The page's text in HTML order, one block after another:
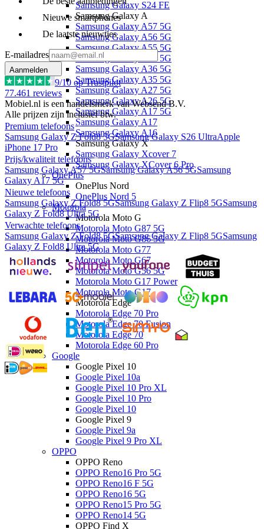
Samsung Galaxy S24 FE
Samsung Galaxy A
Samsung Galaxy A57 5G
Samsung Galaxy A56 5G
Samsung Galaxy A55 5G
Samsung Galaxy A37 5G
Samsung Galaxy A36 5G
Samsung Galaxy A35 5G
Samsung Galaxy A27 5G
Samsung Galaxy A26 5G
Samsung Galaxy A17 5G
Samsung Galaxy A17
Samsung Galaxy A16
Samsung Galaxy X
Samsung Galaxy Xcover 7
Samsung Galaxy XCover 6 Pro
OnePlus
OnePlus Nord
OnePlus Nord 5
Motorola
Motorola Moto G
Motorola Moto G87 5G
Motorola Moto G86 5G
Motorola Moto G77
Motorola Moto G67
Motorola Moto G56 5G
Motorola Moto G17 Power
Motorola Moto G17
Motorola Edge
Motorola Edge 70 Pro
Motorola Edge 70 Fusion
Motorola Edge 70
Motorola Edge 60 Pro
Google
Google Pixel 10
Google Pixel 10a
Google Pixel 10 Pro XL
Google Pixel 10 Pro
Google Pixel 10
Google Pixel 9
Google Pixel 9a
Google Pixel 9 Pro XL
OPPO
OPPO Reno
OPPO Reno16 Pro 5G
OPPO Reno16 F 5G
OPPO Reno16 5G
OPPO Reno15 Pro 5G
OPPO Reno14 5G
OPPO Find X
Nieuwe smartphones
De laatste nieuwtjes
E-mailadres
Aanmelden
9/10 op Trustpilot
77.461 reviews
Mobiel.nl is een handelsmerk van Websend B.V.
Alle prijzen zijn inclusief btw.
Premium telefoons
Samsung Galaxy Z Fold8 5GSamsung Galaxy S26 UltraApple
iPhone 17 Pro
Prijs/kwaliteit telefoons
Samsung Galaxy A57 5GSamsung Galaxy A56 5GSamsung
Galaxy A17 5G
Nieuwe telefoons
Samsung Galaxy Z Fold8 5GSamsung Galaxy Z Flip8 5GSamsung
Galaxy Z Fold8 Ultra 5G
Verwachte telefoons
Samsung Galaxy Z Fold8 5GSamsung Galaxy Z Flip8 5GSamsung
Galaxy Z Fold8 Ultra 5G